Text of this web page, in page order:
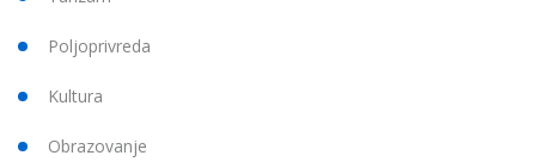
Poljoprivreda
Kultura
Obrazovanje